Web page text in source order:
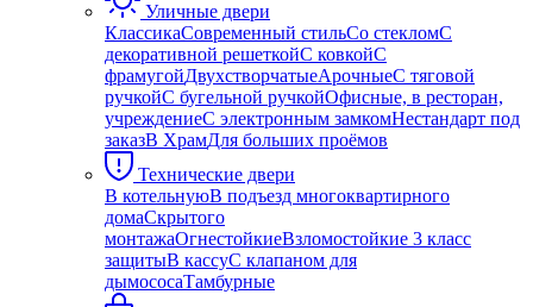
Уличные двери
КлассикаСовременный стильСо стекломС
декоративной решеткойС ковкойС
фрамугойДвухстворчатыеАрочныеС тяговой
ручкойС бугельной ручкойОфисные, в ресторан,
учреждениеС электронным замкомНестандарт под
заказВ ХрамДля больших проёмов
Технические двери
В котельнуюВ подъезд многоквартирного
домаСкрытого
монтажаОгнестойкиеВзломостойкие 3 класс
защитыВ кассуС клапаном для
дымососаТамбурные